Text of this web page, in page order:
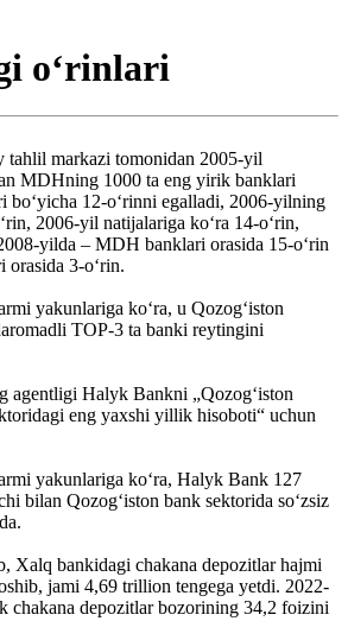
oʻrinlari
tahlil markazi tomonidan 2005-yil
MDHning 1000 ta eng yirik banklari
boʻyicha 12-oʻrinni egalladi, 2006-yilning
2006-yil natijalariga koʻra 14-oʻrin,
yilda – MDH banklari orasida 15-oʻrin
orasida 3-oʻrin.
yakunlariga koʻra, u Qozogʻiston
TOP-3 ta banki reytingini
agentligi Halyk Bankni „Qozogʻiston
eng yaxshi yillik hisoboti“ uchun
yakunlariga koʻra, Halyk Bank 127
bilan Qozogʻiston bank sektorida soʻzsiz
Xalq bankidagi chakana depozitlar hajmi
jami 4,69 trillion tengega yetdi. 2022-
chakana depozitlar bozorining 34,2 foizini